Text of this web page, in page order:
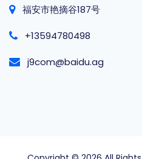
福安市艳摘谷187号
+13594780498
j9com@baidu.ag